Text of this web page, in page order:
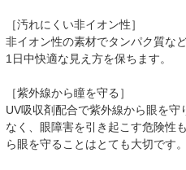
［汚れにくい非イオン性］
非イオン性の素材でタンパク質な
1日中快適な見え方を保ちます。
［紫外線から瞳を守る］
UV吸収剤配合で紫外線から眼を
なく、眼障害を引き起こす危険性
ら眼を守ることはとても大切です。